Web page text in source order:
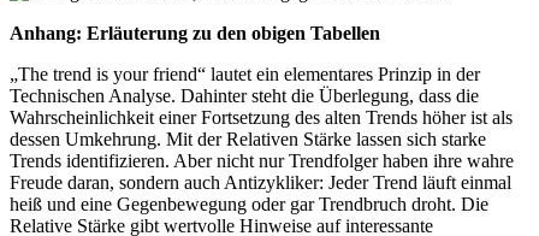
Anhang: Erläuterung zu den obigen Tabellen
„The trend is your friend“ lautet ein elementares Prinzip in der
Technischen Analyse. Dahinter steht die Überlegung, dass die
Wahrscheinlichkeit einer Fortsetzung des alten Trends höher ist als
dessen Umkehrung. Mit der Relativen Stärke lassen sich starke
Trends identifizieren. Aber nicht nur Trendfolger haben ihre wahre
Freude daran, sondern auch Antizykliker: Jeder Trend läuft einmal
heiß und eine Gegenbewegung oder gar Trendbruch droht. Die
Relative Stärke gibt wertvolle Hinweise auf interessante